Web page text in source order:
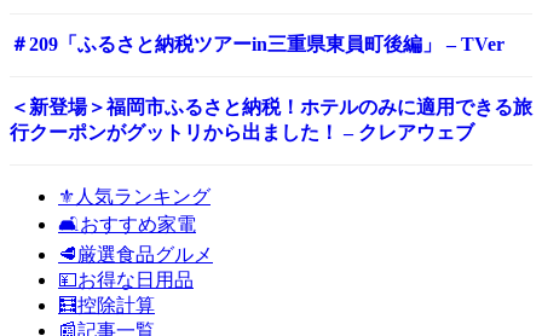
＃209「ふるさと納税ツアーin三重県東員町後編」 – TVer
＜新登場＞福岡市ふるさと納税！ホテルのみに適用できる旅
行クーポンがグットリから出ました！ – クレアウェブ
⚜️人気ランキング
🛋️おすすめ家電
🥩厳選食品グルメ
💴お得な日用品
🧮控除計算
📰記事一覧